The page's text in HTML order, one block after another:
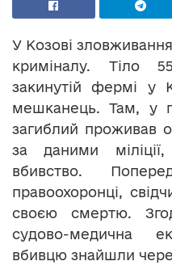
У Козові
криміналу. Тіло
закинутій фермі у
мешканець. Там, у
загиблий проживав
за даними
вбивство.
правоохоронці,
своєю смертю.
судово-медична
вбивцю знайшли